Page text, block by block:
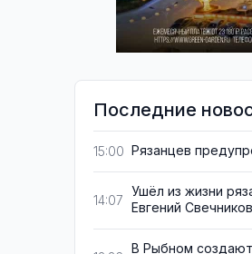
Последние
15:00 Рязанцев
14:07
Ушёл из жизни
Евгений Свечников
В Рыбном